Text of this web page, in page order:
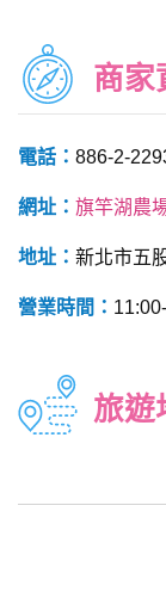
商家
電話： 886-2-
網址： 旗竿湖農
地址： 新北市五
營業時間：
旅遊